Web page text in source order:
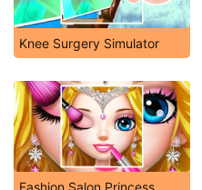
Knee Surgery Simulator
Fashion Salon Princess